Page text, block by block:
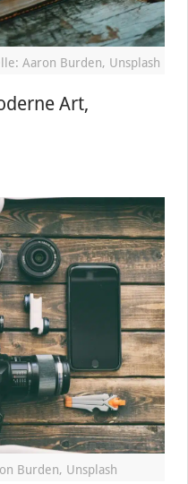
Aaron Burden, Unsplash
Art,
Burden, Unsplash